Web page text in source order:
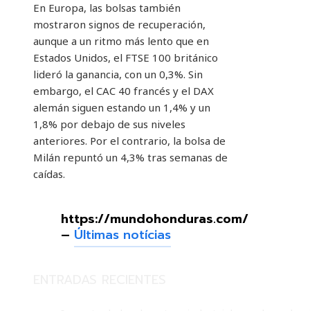
En Europa, las bolsas también
mostraron signos de recuperación,
aunque a un ritmo más lento que en
Estados Unidos, el FTSE 100 británico
lideró la ganancia, con un 0,3%. Sin
embargo, el CAC 40 francés y el DAX
alemán siguen estando un 1,4% y un
1,8% por debajo de sus niveles
anteriores. Por el contrario, la bolsa de
Milán repuntó un 4,3% tras semanas de
caídas.
https://mundohonduras.com/
– Últimas notícias